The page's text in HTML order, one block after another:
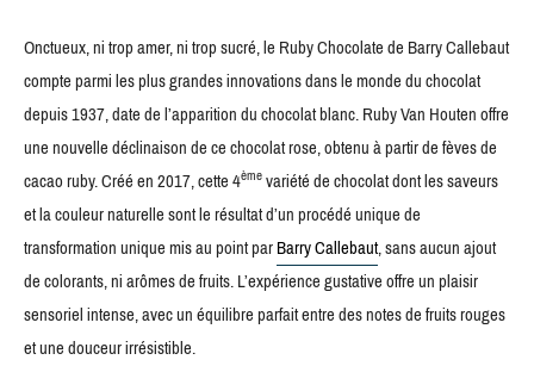
Onctueux, ni trop amer, ni trop sucré, le Ruby Chocolate de Barry Callebaut
compte parmi les plus grandes innovations dans le monde du chocolat
depuis 1937, date de l’apparition du chocolat blanc. Ruby Van Houten offre
une nouvelle déclinaison de ce chocolat rose, obtenu à partir de fèves de
cacao ruby. Créé en 2017, cette 4èmevariété de chocolat dont les saveurs
et la couleur naturelle sont le résultat d’un procédé unique de
transformation unique mis au point parBarry Callebaut, sans aucun ajout
de colorants, ni arômes de fruits. L’expérience gustative offre un plaisir
sensoriel intense, avec un équilibre parfait entre des notes de fruits rouges
et une douceur irrésistible.